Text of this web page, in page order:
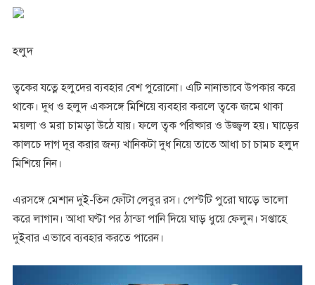
হলুদ
ত্বকের যত্নে হলুদের ব্যবহার বেশ পুরোনো। এটি নানাভাবে উপকার করে
থাকে। দুধ ও হলুদ একসঙ্গে মিশিয়ে ব্যবহার করলে ত্বকে জমে থাকা
ময়লা ও মরা চামড়া উঠে যায়। ফলে ত্বক পরিষ্কার ও উজ্জ্বল হয়। ঘাড়ের
কালচে দাগ দূর করার জন্য খানিকটা দুধ নিয়ে তাতে আধা চা চামচ হলুদ
মিশিয়ে নিন।
এরসঙ্গে মেশান দুই-তিন ফোঁটা লেবুর রস। পেস্টটি পুরো ঘাড়ে ভালো
করে লাগান। আধা ঘণ্টা পর ঠান্ডা পানি দিয়ে ঘাড় ধুয়ে ফেলুন। সপ্তাহে
দুইবার এভাবে ব্যবহার করতে পারেন।